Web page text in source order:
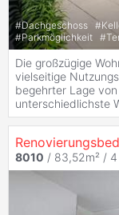
#Dachgeschoss #
#Parkmöglichkeit #
Die großzügige
vielseitige
begehrter Lage von
unterschiedlichste
8010 / 83,52m² /